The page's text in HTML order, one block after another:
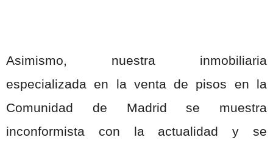
Asimismo, nuestra inmobiliaria
especializada en la venta de pisos en la
Comunidad de Madrid se muestra
inconformista con la actualidad y se